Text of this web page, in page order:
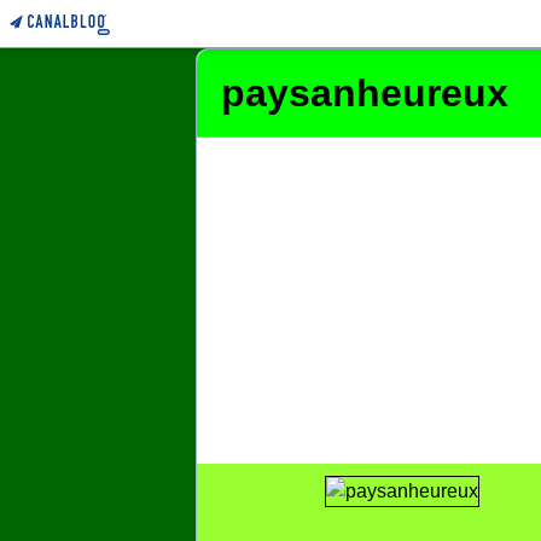
paysanheureux